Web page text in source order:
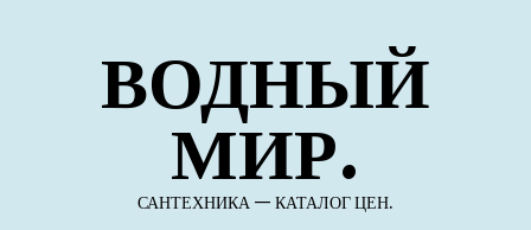
содержимомуВОДНЫЙ
МИР.
САНТЕХНИКА — КАТАЛОГ ЦЕН.